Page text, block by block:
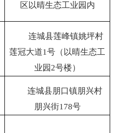
区以晴生态工业园内
连城县莲峰镇姚坪村
莲冠大道1号（以晴生态工
业园2号楼）
连城县朋口镇朋兴村
朋兴街178号